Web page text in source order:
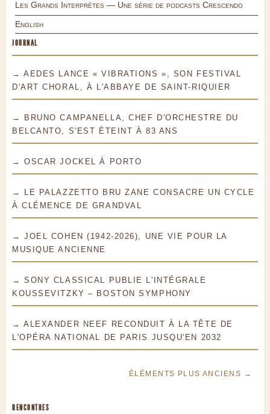
Les Grands Interprètes — Une série de podcasts Crescendo
English
JOURNAL
→ AEDES LANCE « VIBRATIONS », SON FESTIVAL
D'ART CHORAL, À L'ABBAYE DE SAINT-RIQUIER
→ BRUNO CAMPANELLA, CHEF D'ORCHESTRE DU
BELCANTO, S'EST ÉTEINT À 83 ANS
→ OSCAR JOCKEL À PORTO
→ LE PALAZZETTO BRU ZANE CONSACRE UN CYCLE
À CLÉMENCE DE GRANDVAL
→ JOEL COHEN (1942-2026), UNE VIE POUR LA
MUSIQUE ANCIENNE
→ SONY CLASSICAL PUBLIE L'INTÉGRALE
KOUSSEVITZKY – BOSTON SYMPHONY
→ ALEXANDER NEEF RECONDUIT À LA TÊTE DE
L'OPÉRA NATIONAL DE PARIS JUSQU'EN 2032
ÉLÉMENTS PLUS ANCIENS →
RENCONTRES